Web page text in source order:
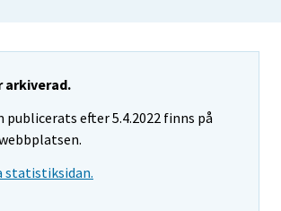
arkiverad.
publicerats efter 5.4.2022 finns på
statistiksidan.